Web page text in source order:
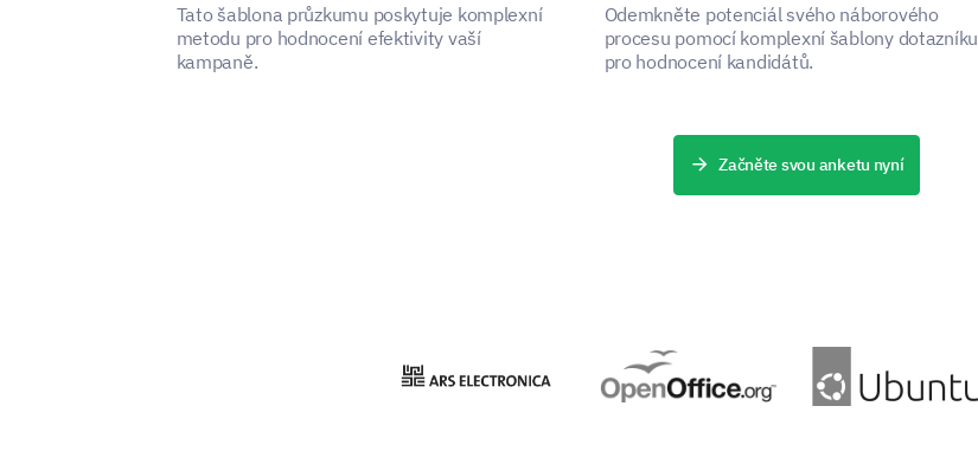
Tato šablona průzkumu poskytuje komplexní
metodu pro hodnocení efektivity vaší
kampaně.
Odemkněte potenciál svého náborového
procesu pomocí komplexní šablony dotazníku
pro hodnocení kandidátů.
Začněte svou anketu nyní